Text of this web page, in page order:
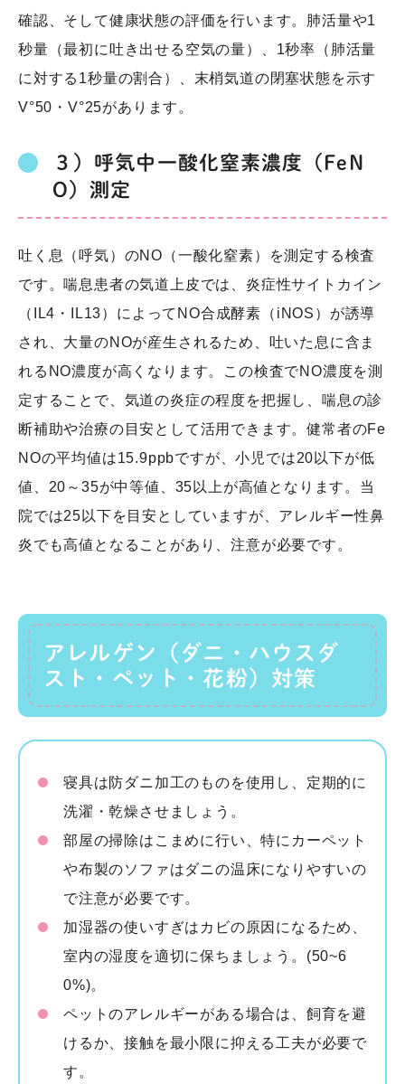
確認、そして健康状態の評価を行います。肺活量や1
秒量（最初に吐き出せる空気の量）、1秒率（肺活量
に対する1秒量の割合）、末梢気道の閉塞状態を示す
V°50・V°25があります。
３）呼気中一酸化窒素濃度（FeN
O）測定
吐く息（呼気）のNO（一酸化窒素）を測定する検査
です。喘息患者の気道上皮では、炎症性サイトカイン
（IL4・IL13）によってNO合成酵素（iNOS）が誘導
され、大量のNOが産生されるため、吐いた息に含ま
れるNO濃度が高くなります。この検査でNO濃度を測
定することで、気道の炎症の程度を把握し、喘息の診
断補助や治療の目安として活用できます。健常者のFe
NOの平均値は15.9ppbですが、小児では20以下が低
値、20～35が中等値、35以上が高値となります。当
院では25以下を目安としていますが、アレルギー性鼻
炎でも高値となることがあり、注意が必要です。
アレルゲン（ダニ・ハウスダ
スト・ペット・花粉）対策
寝具は防ダニ加工のものを使用し、定期的に
洗濯・乾燥させましょう。
部屋の掃除はこまめに行い、特にカーペット
や布製のソファはダニの温床になりやすいの
で注意が必要です。
加湿器の使いすぎはカビの原因になるため、
室内の湿度を適切に保ちましょう。(50~6
0%)。
ペットのアレルギーがある場合は、飼育を避
けるか、接触を最小限に抑える工夫が必要で
す。